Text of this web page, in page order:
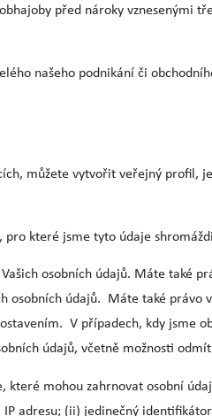
před nároky vznesenými
našeho podnikání či
můžete vytvořit veřejný profil,
které jsme tyto údaje
osobních údajů. Máte také
osobních údajů. Máte také právo
V případech, kdy jsme
údajů, včetně možnosti
které mohou zahrnovat osobní
adresu; (ii) jedinečný